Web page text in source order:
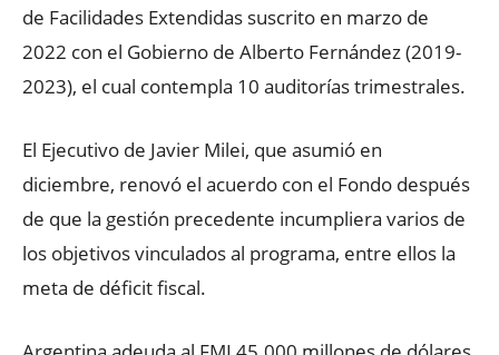
de Facilidades Extendidas suscrito en marzo de
2022 con el Gobierno de Alberto Fernández (2019-
2023), el cual contempla 10 auditorías trimestrales.
El Ejecutivo de Javier Milei, que asumió en
diciembre, renovó el acuerdo con el Fondo después
de que la gestión precedente incumpliera varios de
los objetivos vinculados al programa, entre ellos la
meta de déficit fiscal.